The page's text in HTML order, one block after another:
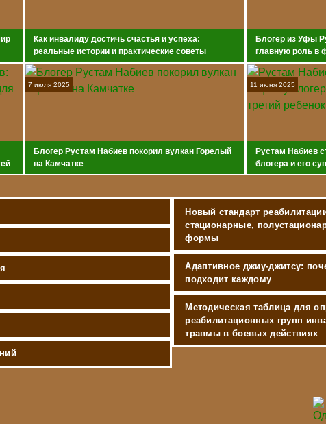
Как инвалиду достичь счастья и успеха:
реальные истории и практические советы
Блогер из Уфы
главную роль в
7 июля 2025
Блогер Рустам Набиев покорил вулкан Горелый
на Камчатке
11 июня 2025
Рустам Набиев
блогера и его
Новый стандарт
стационарные,
формы
Адаптивное джиу-джитсу:
подходит каждому
Методическая таблица для
реабилитационных групп
травмы в боевых действиях